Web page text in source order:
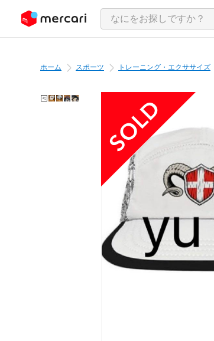
ツにスキップ
ホーム スポーツ トレーニング・エクササイズ